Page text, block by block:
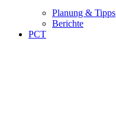
Planung & Tipps
Berichte
PCT